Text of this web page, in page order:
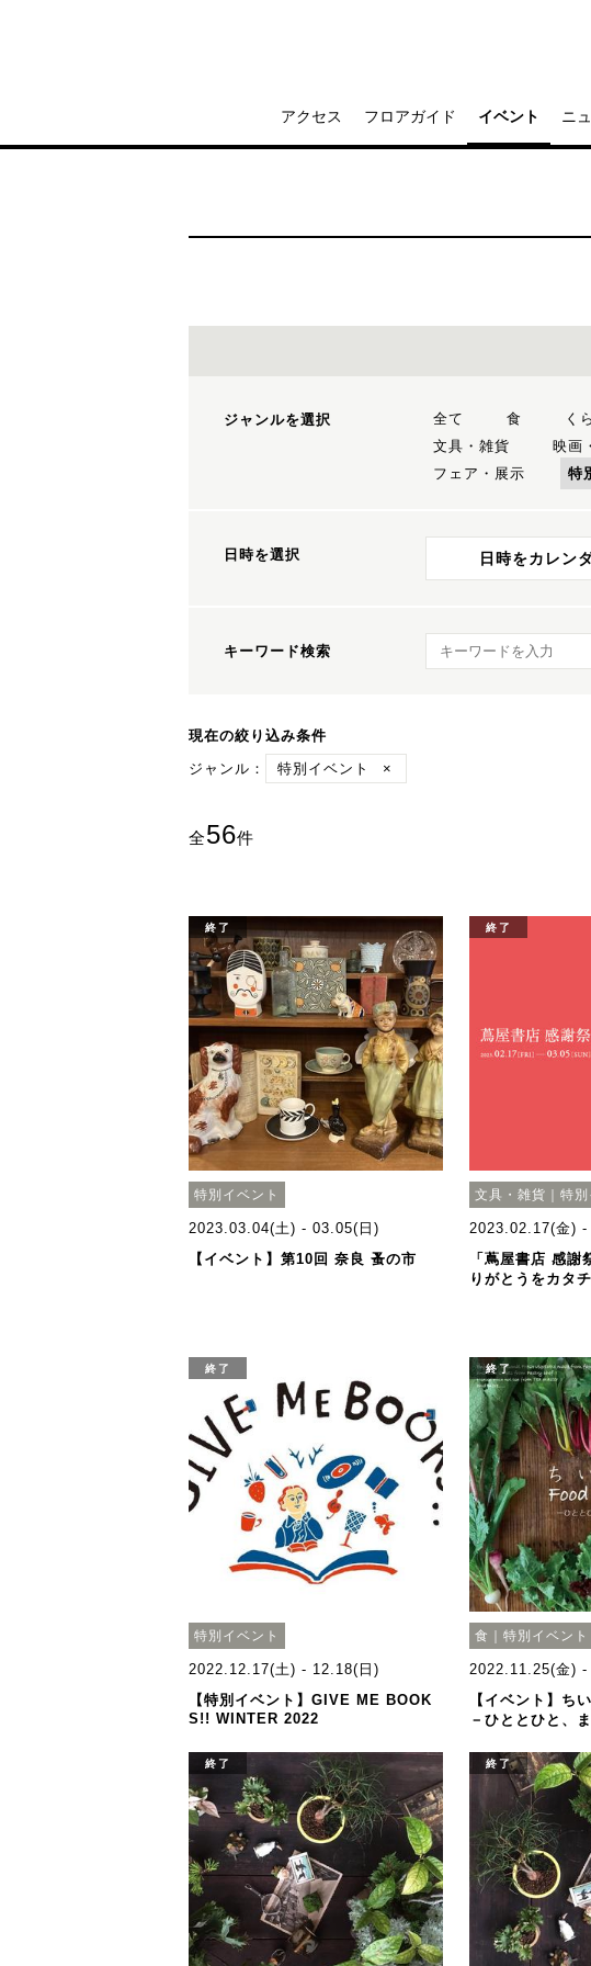
アクセス フロアガイド イベント ニ
ジャンルを選択 全て 食 く
文具・雑貨
映画
フェア・展示
特
日時を選択 日時をカレン
キーワード検索 キーワード検索
現在の絞り込み条件
ジャンル：
特別イベント ×
全56件
終了
特別イベント
2023.03.04(土) - 03.05(日)
【イベント】第10回 奈良 蚤の市
終了
文具・雑貨｜特別
2023.02.17(金)
「蔦屋書店 感謝
りがとうをカタチ
終了
特別イベント
2022.12.17(土) - 12.18(日)
【特別イベント】GIVE ME BOOK
S!! WINTER 2022
終了
食｜特別イベント
2022.11.25(金)
【イベント】ち
－ひととひと、
終了 終了